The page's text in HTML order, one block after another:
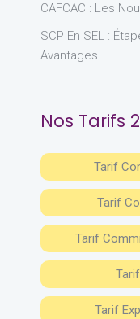
CAFCAC : Les
SCP En SEL :
Avantages
Nos Tarifs
Tarif
Tarif
Tarif
Tarif